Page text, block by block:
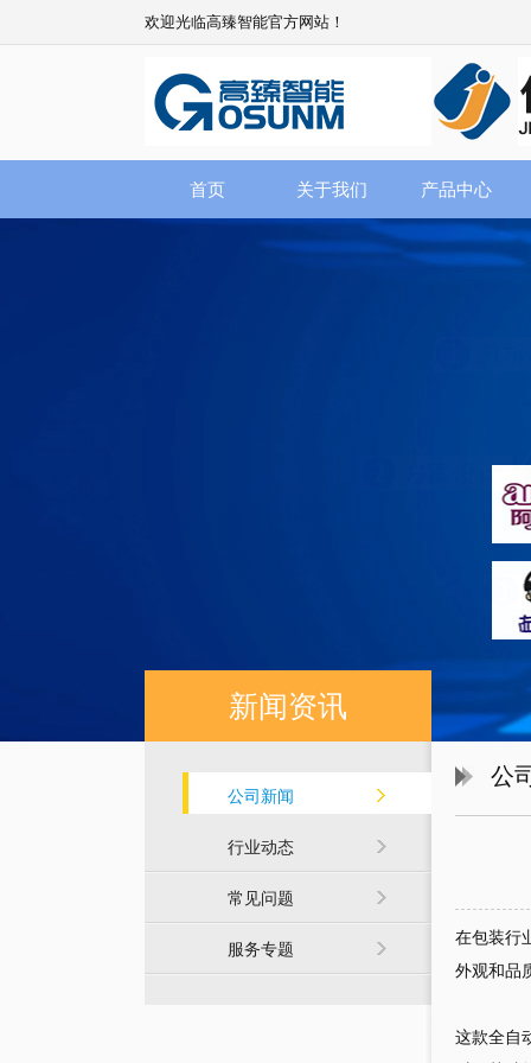
欢迎光临高臻智能官方网站！
首页 关于我们 产品中心
新闻资讯
公司新闻
行业动态
常见问题
服务专题
公
在包装行
外观和品
这款全自